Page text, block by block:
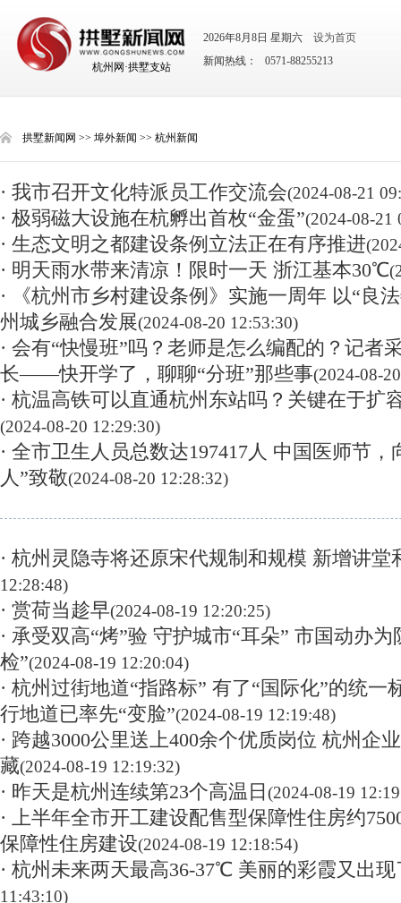
杭州网·拱墅支站
2026年8月8日 星期六
设为首页
新闻热线： 0571-88255213
拱墅新闻网 >> 埠外新闻 >> 杭州新闻
· 我市召开文化特派员工作交流会(2024-08-21
· 极弱磁大设施在杭孵出首枚“金蛋”(2024-08-21
· 生态文明之都建设条例立法正在有序推进
· 明天雨水带来清凉！限时一天 浙江基本30℃
· 《杭州市乡村建设条例》实施一周年 以“良
州城乡融合发展(2024-08-20 12:53:30)
· 会有“快慢班”吗？老师是怎么编配的？记者
长——快开学了，聊聊“分班”那些事(2024-08-
· 杭温高铁可以直通杭州东站吗？关键在于扩
(2024-08-20 12:29:30)
· 全市卫生人员总数达197417人 中国医师节，
人”致敬(2024-08-20 12:28:32)
· 杭州灵隐寺将还原宋代规制和规模 新增讲堂
12:28:48)
· 赏荷当趁早(2024-08-19 12:20:25)
· 承受双高“烤”验 守护城市“耳朵” 市国动办
检”(2024-08-19 12:20:04)
· 杭州过街地道“指路标” 有了“国际化”的统一
行地道已率先“变脸”(2024-08-19 12:19:48)
· 跨越3000公里送上400余个优质岗位 杭州企
藏(2024-08-19 12:19:32)
· 昨天是杭州连续第23个高温日 (2024-08-19
· 上半年全市开工建设配售型保障性住房约
保障性住房建设(2024-08-19 12:18:54)
· 杭州未来两天最高36-37℃ 美丽的彩霞又出现
11:43:10)